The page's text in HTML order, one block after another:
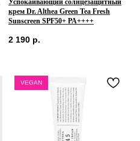
Успокаивающий солнцезащитный
крем Dr. Althea Green Tea Fresh
Sunscreen SPF50+ PA++++
2 190 р.
VEGAN